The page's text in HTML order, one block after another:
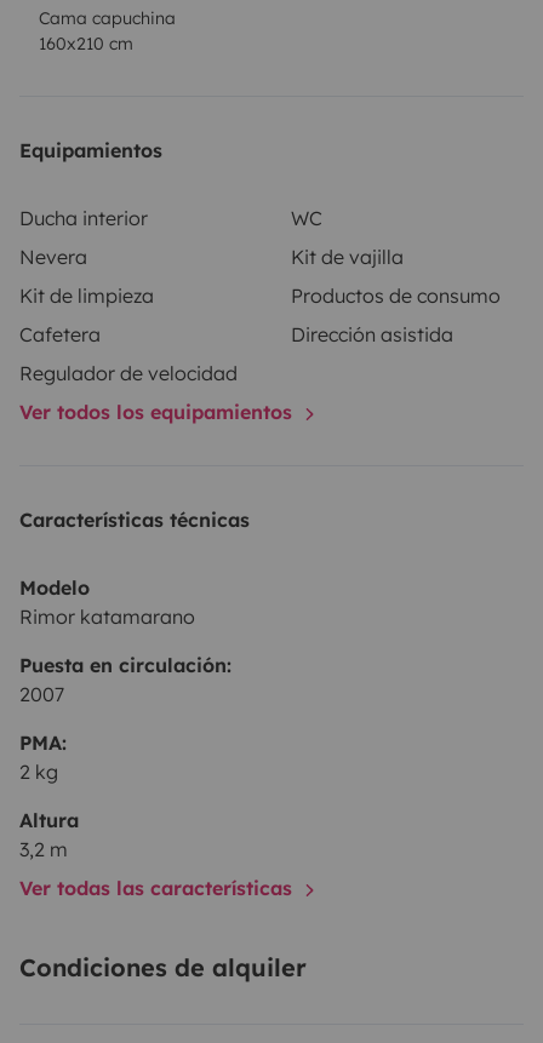
Cama capuchina
160x210 cm
Equipamientos
Ducha interior
WC
Nevera
Kit de vajilla
Kit de limpieza
Productos de consumo
Cafetera
Dirección asistida
Regulador de velocidad
Ver todos los equipamientos
Características técnicas
Modelo
Rimor katamarano
Puesta en circulación:
2007
PMA:
2 kg
Altura
3,2 m
Ver todas las características
Condiciones de alquiler